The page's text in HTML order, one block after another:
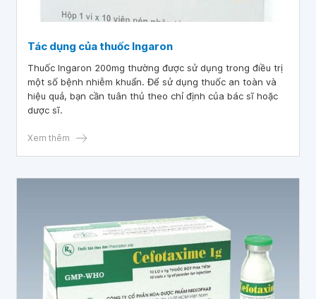
Tác dụng của thuốc Ingaron
Thuốc Ingaron 200mg thường được sử dụng trong điều trị
một số bệnh nhiễm khuẩn. Để sử dụng thuốc an toàn và
hiệu quả, bạn cần tuân thủ theo chỉ định của bác sĩ hoặc
dược sĩ.
Xem thêm